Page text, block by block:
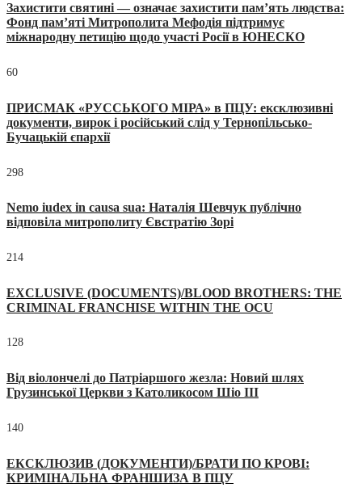
Захистити святині — означає захистити пам’ять людства:
Фонд пам’яті Митрополита Мефодія підтримує
міжнародну петицію щодо участі Росії в ЮНЕСКО
60
ПРИСМАК «РУССЬКОГО МІРА» в ПЦУ: ексклюзивні
документи, вирок і російський слід у Тернопільсько-
Бучацькій єпархії
298
Nemo iudex in causa sua: Наталія Шевчук публічно
відповіла митрополиту Євстратію Зорі
214
EXCLUSIVE (DOCUMENTS)/BLOOD BROTHERS: THE
CRIMINAL FRANCHISE WITHIN THE OCU
128
Від віолончелі до Патріаршого жезла: Новий шлях
Грузинської Церкви з Католикосом Шіо III
140
ЕКСКЛЮЗИВ (ДОКУМЕНТИ)/БРАТИ ПО КРОВІ:
КРИМІНАЛЬНА ФРАНШИЗА В ПЦУ